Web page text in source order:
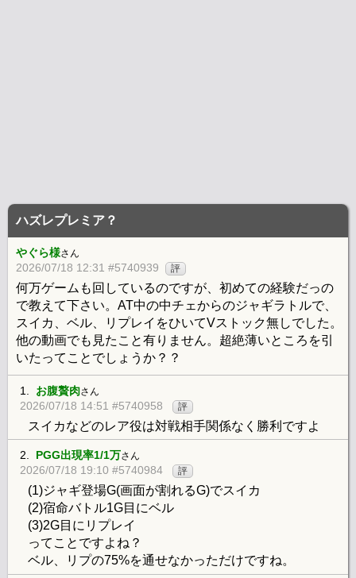
ハズレプレミア？
やぐら様さん
2026/07/18 12:31 #5740939 評
何万ゲームも回しているのですが、初めての経験だっの
で教えて下さい。AT中の中チェからのジャギラトルで、
スイカ、ベル、リプレイをひいてVストック無しでした。
他の動画でも見たこと有りません。超絶薄いところを引
いたってことでしょうか？？
1. お腹贅肉さん
2026/07/18 14:51 #5740958 評
スイカなどのレア役は対戦相手関係なく勝利ですよ
2. PGG出現率1/1万さん
2026/07/18 19:10 #5740984 評
(1)ジャギ登場G(画面が割れるG)でスイカ
(2)宿命バトル1G目にベル
(3)2G目にリプレイ
ってことですよね？
ベル、リプの75%を通せなかっただけですね。